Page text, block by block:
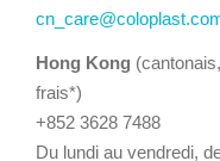
Hong Kong
frais*)
+852 3628 7488
Du lundi au vendredi,